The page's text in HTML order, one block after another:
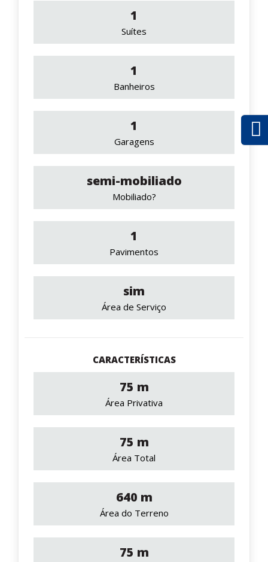
1
Suítes
1
Banheiros
1
Garagens
semi-mobiliado
Mobiliado?
1
Pavimentos
sim
Área de Serviço
CARACTERÍSTICAS
75 m
Área Privativa
75 m
Área Total
640 m
Área do Terreno
75 m